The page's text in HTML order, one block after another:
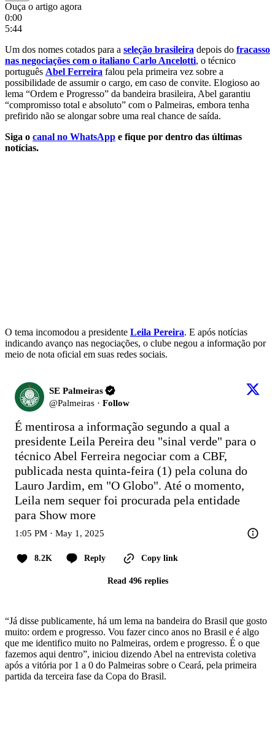
Ouça o artigo agora
0:00
5:44
Um dos nomes cotados para a seleção brasileira depois do fracasso
nas negociações com o italiano Carlo Ancelotti, o técnico
português Abel Ferreira falou pela primeira vez sobre a
possibilidade de assumir o cargo, em caso de convite. Elogioso ao
lema “Ordem e Progresso” da bandeira brasileira, Abel garantiu
“compromisso total e absoluto” com o Palmeiras, embora tenha
prefirido não se alongar sobre uma real chance de saída.
Siga o canal no WhatsApp e fique por dentro das últimas
notícias.
O tema incomodou a presidente Leila Pereira. E após notícias
indicando avanço nas negociações, o clube negou a informação por
meio de nota oficial em suas redes sociais.
SE Palmeiras
@Palmeiras · Follow
É mentirosa a informação segundo a qual a
presidente Leila Pereira deu "sinal verde" para o
técnico Abel Ferreira negociar com a CBF,
publicada nesta quinta-feira (1) pela coluna do
Lauro Jardim, em "O Globo". Até o momento,
Leila nem sequer foi procurada pela entidade
para Show more
1:05 PM · May 1, 2025
8.2K Reply Copy link
Read 496 replies
“Já disse publicamente, há um lema na bandeira do Brasil que gosto
muito: ordem e progresso. Vou fazer cinco anos no Brasil e é algo
que me identifico muito no Palmeiras, ordem e progresso. É o que
fazemos aqui dentro”, iniciou dizendo Abel na entrevista coletiva
após a vitória por 1 a 0 do Palmeiras sobre o Ceará, pela primeira
partida da terceira fase da Copa do Brasil.